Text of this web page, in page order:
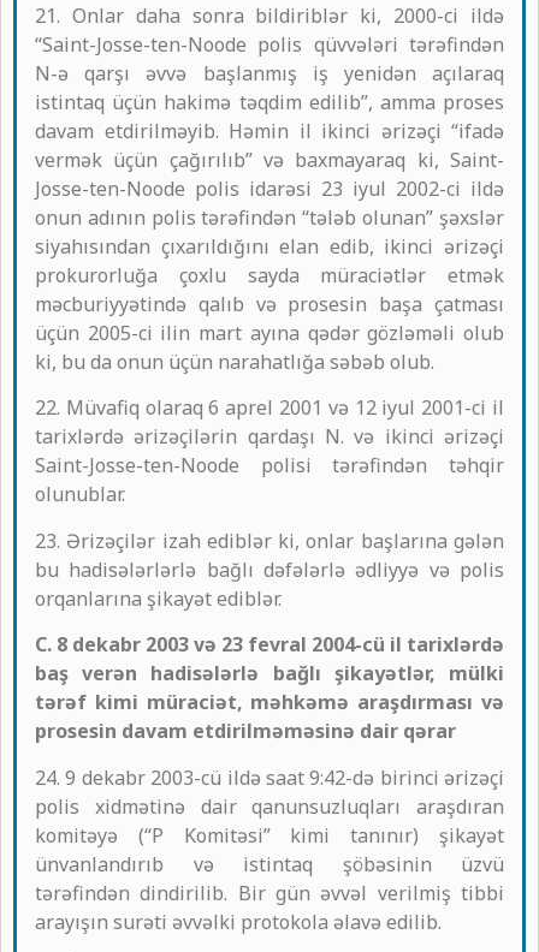
21. Onlar daha sonra bildiriblər ki, 2000-ci ildə
“Saint-Josse-ten-Noode polis qüvvələri tərəfindən
N-ə qarşı əvvə başlanmış iş yenidən açılaraq
istintaq üçün hakimə təqdim edilib”, amma proses
davam etdirilməyib. Həmin il ikinci ərizəçi “ifadə
vermək üçün çağırılıb” və baxmayaraq ki, Saint-
Josse-ten-Noode polis idarəsi 23 iyul 2002-ci ildə
onun adının polis tərəfindən “tələb olunan” şəxslər
siyahısından çıxarıldığını elan edib, ikinci ərizəçi
prokurorluğa çoxlu sayda müraciətlər etmək
məcburiyyətində qalıb və prosesin başa çatması
üçün 2005-ci ilin mart ayına qədər gözləməli olub
ki, bu da onun üçün narahatlığa səbəb olub.
22. Müvafiq olaraq 6 aprel 2001 və 12 iyul 2001-ci il
tarixlərdə ərizəçilərin qardaşı N. və ikinci ərizəçi
Saint-Josse-ten-Noode polisi tərəfindən təhqir
olunublar.
23. Ərizəçilər izah ediblər ki, onlar başlarına gələn
bu hadisələrlərlə bağlı dəfələrlə ədliyyə və polis
orqanlarına şikayət ediblər.
C. 8 dekabr 2003 və 23 fevral 2004-cü il tarixlərdə
baş verən hadisələrlə bağlı şikayətlər, mülki
tərəf kimi müraciət, məhkəmə araşdırması və
prosesin davam etdirilməməsinə dair qərar
24. 9 dekabr 2003-cü ildə saat 9:42-də birinci ərizəçi
polis xidmətinə dair qanunsuzluqları araşdıran
komitəyə (“P Komitəsi” kimi tanınır) şikayət
ünvanlandırıb və istintaq şöbəsinin üzvü
tərəfindən dindirilib. Bir gün əvvəl verilmiş tibbi
arayışın surəti əvvəlki protokola əlavə edilib.